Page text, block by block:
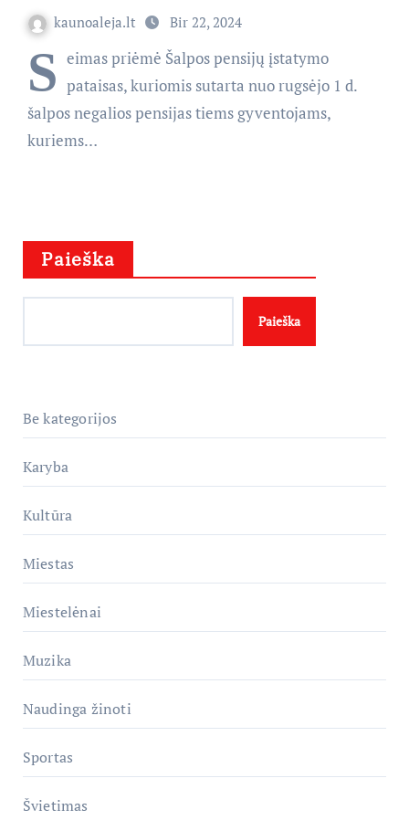
kaunoaleja.lt Bir 22, 2024
S eimas priėmė Šalpos pensijų įstatymo
pataisas, kuriomis sutarta nuo rugsėjo 1 d.
šalpos negalios pensijas tiems gyventojams,
kuriems…
Paieška
Paieška
Be kategorijos
Karyba
Kultūra
Miestas
Miestelėnai
Muzika
Naudinga žinoti
Sportas
Švietimas